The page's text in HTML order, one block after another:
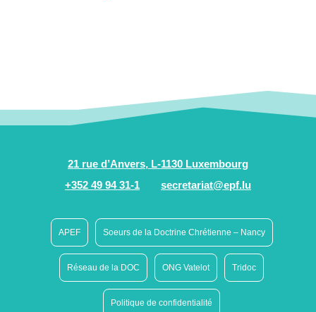
21 rue d’Anvers, L-1130 Luxembourg
+352 49 94 31-1
secretariat@epf.lu
APEF Soeurs de la Doctrine Chrétienne – Nancy
Réseau de la DOC ONG Vatelot Tridoc
Politique de confidentialité